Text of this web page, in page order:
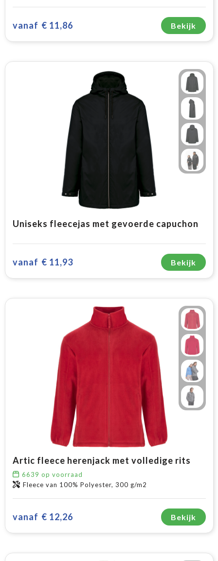
vanaf € 11,86 Bekijk
Uniseks fleecejas met gevoerde capuchon
vanaf € 11,93 Bekijk
Artic fleece herenjack met volledige rits
6639 op voorraad
Fleece van 100% Polyester, 300 g/m2
vanaf € 12,26 Bekijk